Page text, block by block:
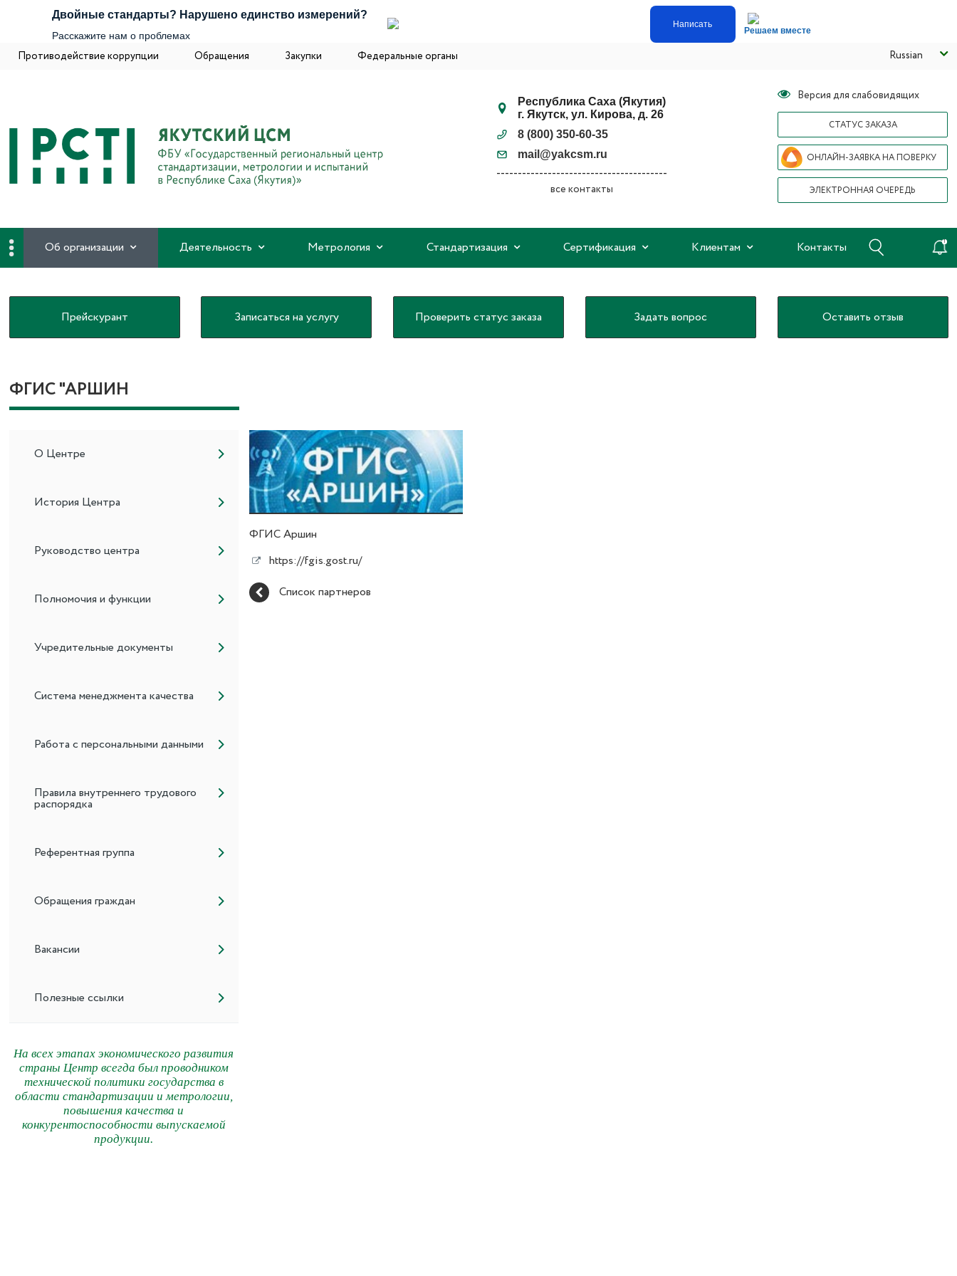
Двойные стандарты? Нарушено единство измерений?
Расскажите нам о проблемах
Написать
Решаем вместе
Противодействие коррупции Обращения Закупки Федеральные органы
Республика Саха (Якутия)
г. Якутск, ул. Кирова, д. 26
8 (800) 350-60-35
mail@yakcsm.ru
все контакты
Russian
Версия для слабовидящих
СТАТУС ЗАКАЗА
ОНЛАЙН-ЗАЯВКА НА ПОВЕРКУ
ЭЛЕКТРОННАЯ ОЧЕРЕДЬ
Об организации Деятельность Метрология Стандартизация Сертификация Клиентам Контакты
Прейскурант Записаться на услугу Проверить статус заказа Задать вопрос Оставить отзыв
ФГИС "АРШИН
О Центре
История Центра
Руководство центра
Полномочия и функции
Учредительные документы
Система менеджмента качества
Работа с персональными данными
Правила внутреннего трудового
распорядка
Референтная группа
Обращения граждан
Вакансии
Полезные ссылки
На всех этапах экономического развития
страны Центр всегда был проводником
технической политики государства в
области стандартизации и метрологии,
повышения качества и
конкурентоспособности выпускаемой
продукции.
ФГИС Аршин
https://fgis.gost.ru/
Список партнеров